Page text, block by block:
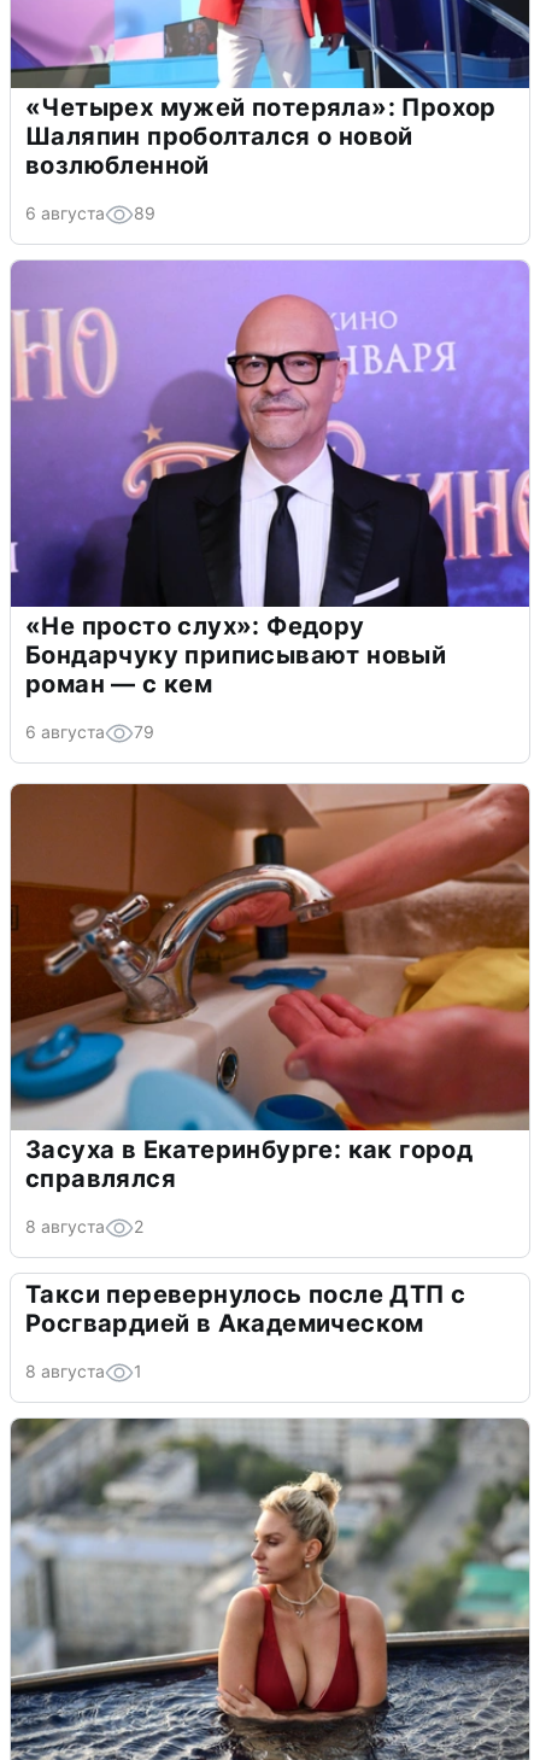
«Четырех мужей потеряла»: Прохор
Шаляпин проболтался о новой
возлюбленной
6 августа 89
«Не просто слух»: Федору
Бондарчуку приписывают новый
роман — с кем
6 августа 79
Засуха в Екатеринбурге: как город
справлялся
8 августа 2
Такси перевернулось после ДТП с
Росгвардией в Академическом
8 августа 1